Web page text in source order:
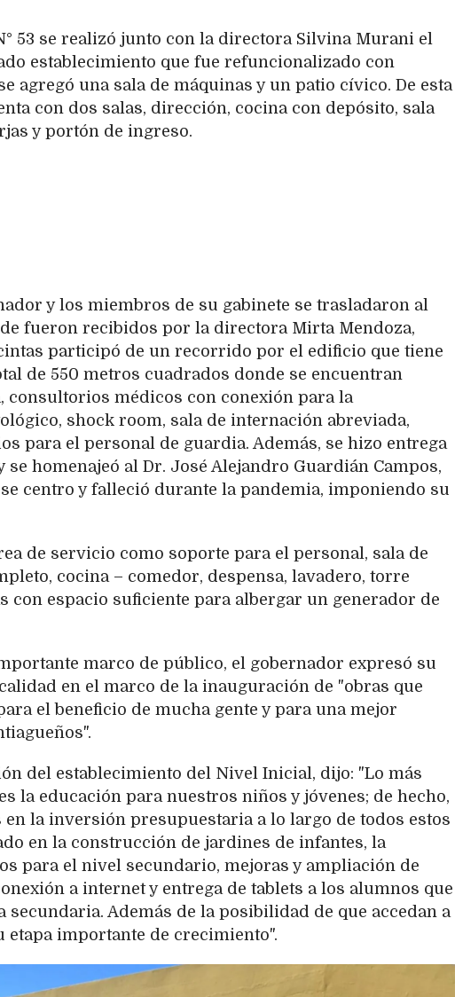
53 se realizó junto con la directora Silvina Murani el
establecimiento que fue refuncionalizado con
agregó una sala de máquinas y un patio cívico. De esta
con dos salas, dirección, cocina con depósito, sala
y portón de ingreso.
y los miembros de su gabinete se trasladaron al
fueron recibidos por la directora Mirta Mendoza,
participó de un recorrido por el edificio que tiene
de 550 metros cuadrados donde se encuentran
consultorios médicos con conexión para la
shock room, sala de internación abreviada,
para el personal de guardia. Además, se hizo entrega
homenajeó al Dr. José Alejandro Guardián Campos,
centro y falleció durante la pandemia, imponiendo su
de servicio como soporte para el personal, sala de
cocina – comedor, despensa, lavadero, torre
con espacio suficiente para albergar un generador de
marco de público, el gobernador expresó su
en el marco de la inauguración de "obras que
el beneficio de mucha gente y para una mejor
del establecimiento del Nivel Inicial, dijo: "Lo más
la educación para nuestros niños y jóvenes; de hecho,
la inversión presupuestaria a lo largo de todos estos
en la construcción de jardines de infantes, la
para el nivel secundario, mejoras y ampliación de
a internet y entrega de tablets a los alumnos que
secundaria. Además de la posibilidad de que accedan a
etapa importante de crecimiento".